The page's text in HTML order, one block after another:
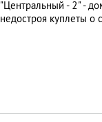
"Центральный - 2" -
недостроя куплеты о